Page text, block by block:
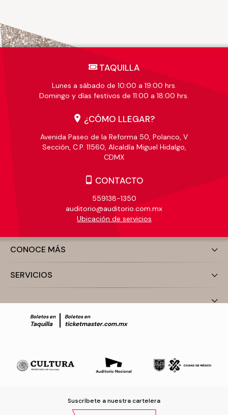
TAQUILLA
Lunes a sábado de 10:00 a 19:00 hrs.
Domingo y días festivos de 11:00 a 18:00 hrs.
¿CÓMO LLEGAR?
Avenida Paseo de la Reforma 50, Polanco, V
Sección, C.P. 11560, Alcaldía Miguel Hidalgo,
CDMX
CONTACTO
559138-1350
auditorio@auditorio.com.mx
Ubicación de servicios
CONOCE MÁS
SERVICIOS
Boletos en
Taquilla
Boletos en
ticketmaster.com.mx
Suscríbete a nuestra cartelera